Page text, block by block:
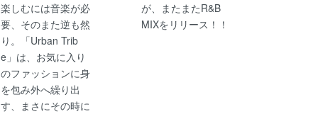
楽しむには音楽が必
要、そのまた逆も然
り。「Urban Trib
e」は、お気に入り
のファッションに身
を包み外へ繰り出
す、まさにその時に
が、またまたR&B
MIXをリリース！！